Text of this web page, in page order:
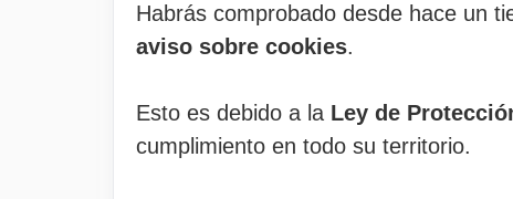
Habrás comprobado desde hace un
aviso sobre cookies.
Esto es debido a la Ley de
cumplimiento en todo su territorio.